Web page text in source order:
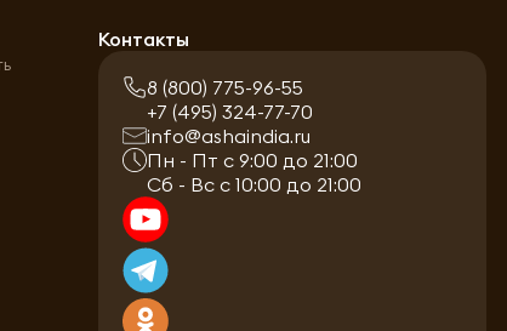
Контакты
8 (800) 775-96-55
+7 (495) 324-77-70
info@ashaindia.ru
Пн - Пт с 9:00 до 21:00
Сб - Вс с 10:00 до 21:00